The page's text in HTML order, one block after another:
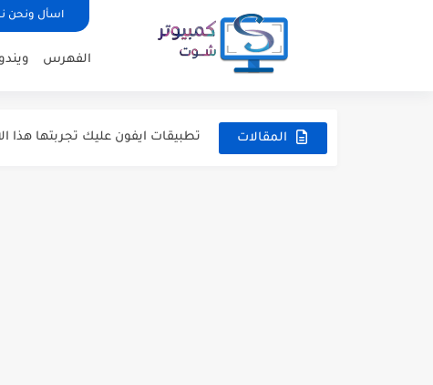
اسأل ونحن
الفهرس
المقالات تطبيقات ايفون عليك تجربتها هذا الاسبوع (5)